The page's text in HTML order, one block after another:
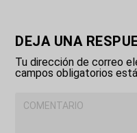
DEJA UNA
Tu dirección de correo
campos obligatorios